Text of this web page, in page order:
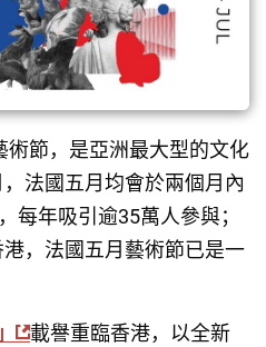
節，是亞洲最大型的文化
法國五月均會於兩個月內
每年吸引逾35萬人參與；
，法國五月藝術節已是一
載譽重臨香港，以全新